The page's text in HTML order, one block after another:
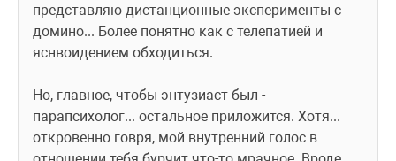
представляю дистанционные эксперименты с
домино... Более понятно как с телепатией и
яснвоидением обходиться.
Но, главное, чтобы энтузиаст был -
парапсихолог... остальное приложится. Хотя...
откровенно говря, мой внутренний голос в